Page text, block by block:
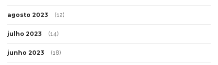
agosto 2023 (12)
julho 2023 (14)
junho 2023 (18)